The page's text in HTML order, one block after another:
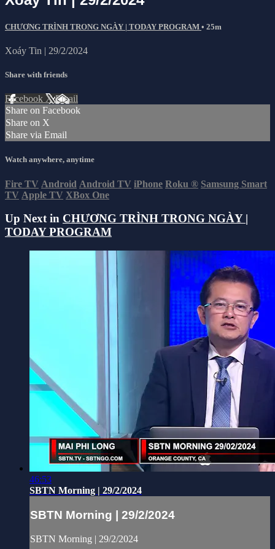
CHƯƠNG TRÌNH TRONG NGÀY | TODAY PROGRAM • 25m
Xoáy Tin | 29/2/2024
Share with friends
Facebook XEmail
Share on Facebook
Share on X
Share via Email
Watch anywhere, anytime
Fire TV Android Android TV iPhone Roku ® Samsung Smart
TV Apple TV XBox One
Up Next in CHƯƠNG TRÌNH TRONG NGÀY |
TODAY PROGRAM
46:53
SBTN Morning | 29/2/2024
SBTN Morning | 29/2/2024
SBTN Morning | 29/2/2024